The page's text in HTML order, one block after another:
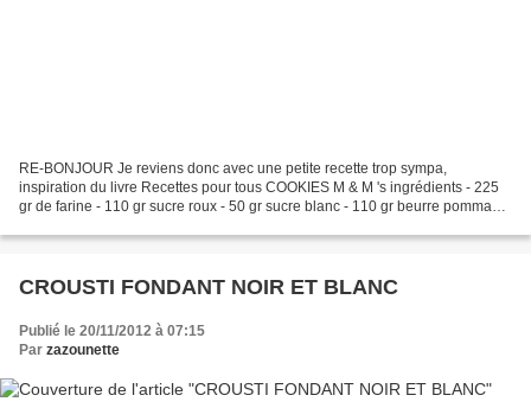
RE-BONJOUR Je reviens donc avec une petite recette trop sympa,
inspiration du livre Recettes pour tous COOKIES M & M 's ingrédients - 225
gr de farine - 110 gr sucre roux - 50 gr sucre blanc - 110 gr beurre pommade
CROUSTI FONDANT NOIR ET BLANC
Publié le 20/11/2012 à 07:15
Par zazounette